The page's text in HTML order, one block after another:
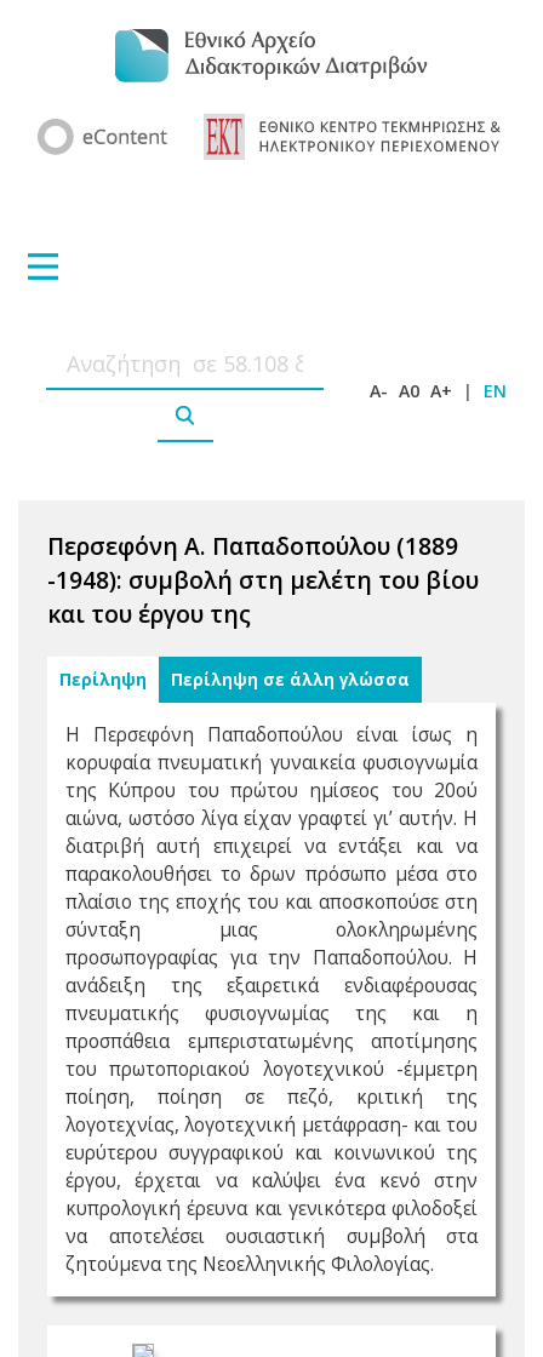
A- A0 A+ | EN
Περσεφόνη Α. Παπαδοπούλου (1889
-1948): συμβολή στη μελέτη του βίου
και του έργου της
Περίληψη Περίληψη σε άλλη γλώσσα
Η Περσεφόνη Παπαδοπούλου είναι ίσως η
κορυφαία πνευματική γυναικεία φυσιογνωμία
της Κύπρου του πρώτου ημίσεος του 20ού
αιώνα, ωστόσο λίγα είχαν γραφτεί γι’ αυτήν. Η
διατριβή αυτή επιχειρεί να εντάξει και να
παρακολουθήσει το δρων πρόσωπο μέσα στο
πλαίσιο της εποχής του και αποσκοπούσε στη
σύνταξη μιας ολοκληρωμένης
προσωπογραφίας για την Παπαδοπούλου. Η
ανάδειξη της εξαιρετικά ενδιαφέρουσας
πνευματικής φυσιογνωμίας της και η
προσπάθεια εμπεριστατωμένης αποτίμησης
του πρωτοποριακού λογοτεχνικού -έμμετρη
ποίηση, ποίηση σε πεζό, κριτική της
λογοτεχνίας, λογοτεχνική μετάφραση- και του
ευρύτερου συγγραφικού και κοινωνικού της
έργου, έρχεται να καλύψει ένα κενό στην
κυπρολογική έρευνα και γενικότερα φιλοδοξεί
να αποτελέσει ουσιαστική συμβολή στα
ζητούμενα της Νεοελληνικής Φιλολογίας.